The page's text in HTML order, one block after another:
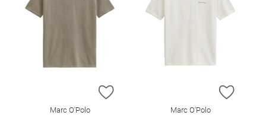
ZUR WUNSCHLISTE HINZUFÜGEN
Marc O'Polo
ZUR
Marc O'Polo